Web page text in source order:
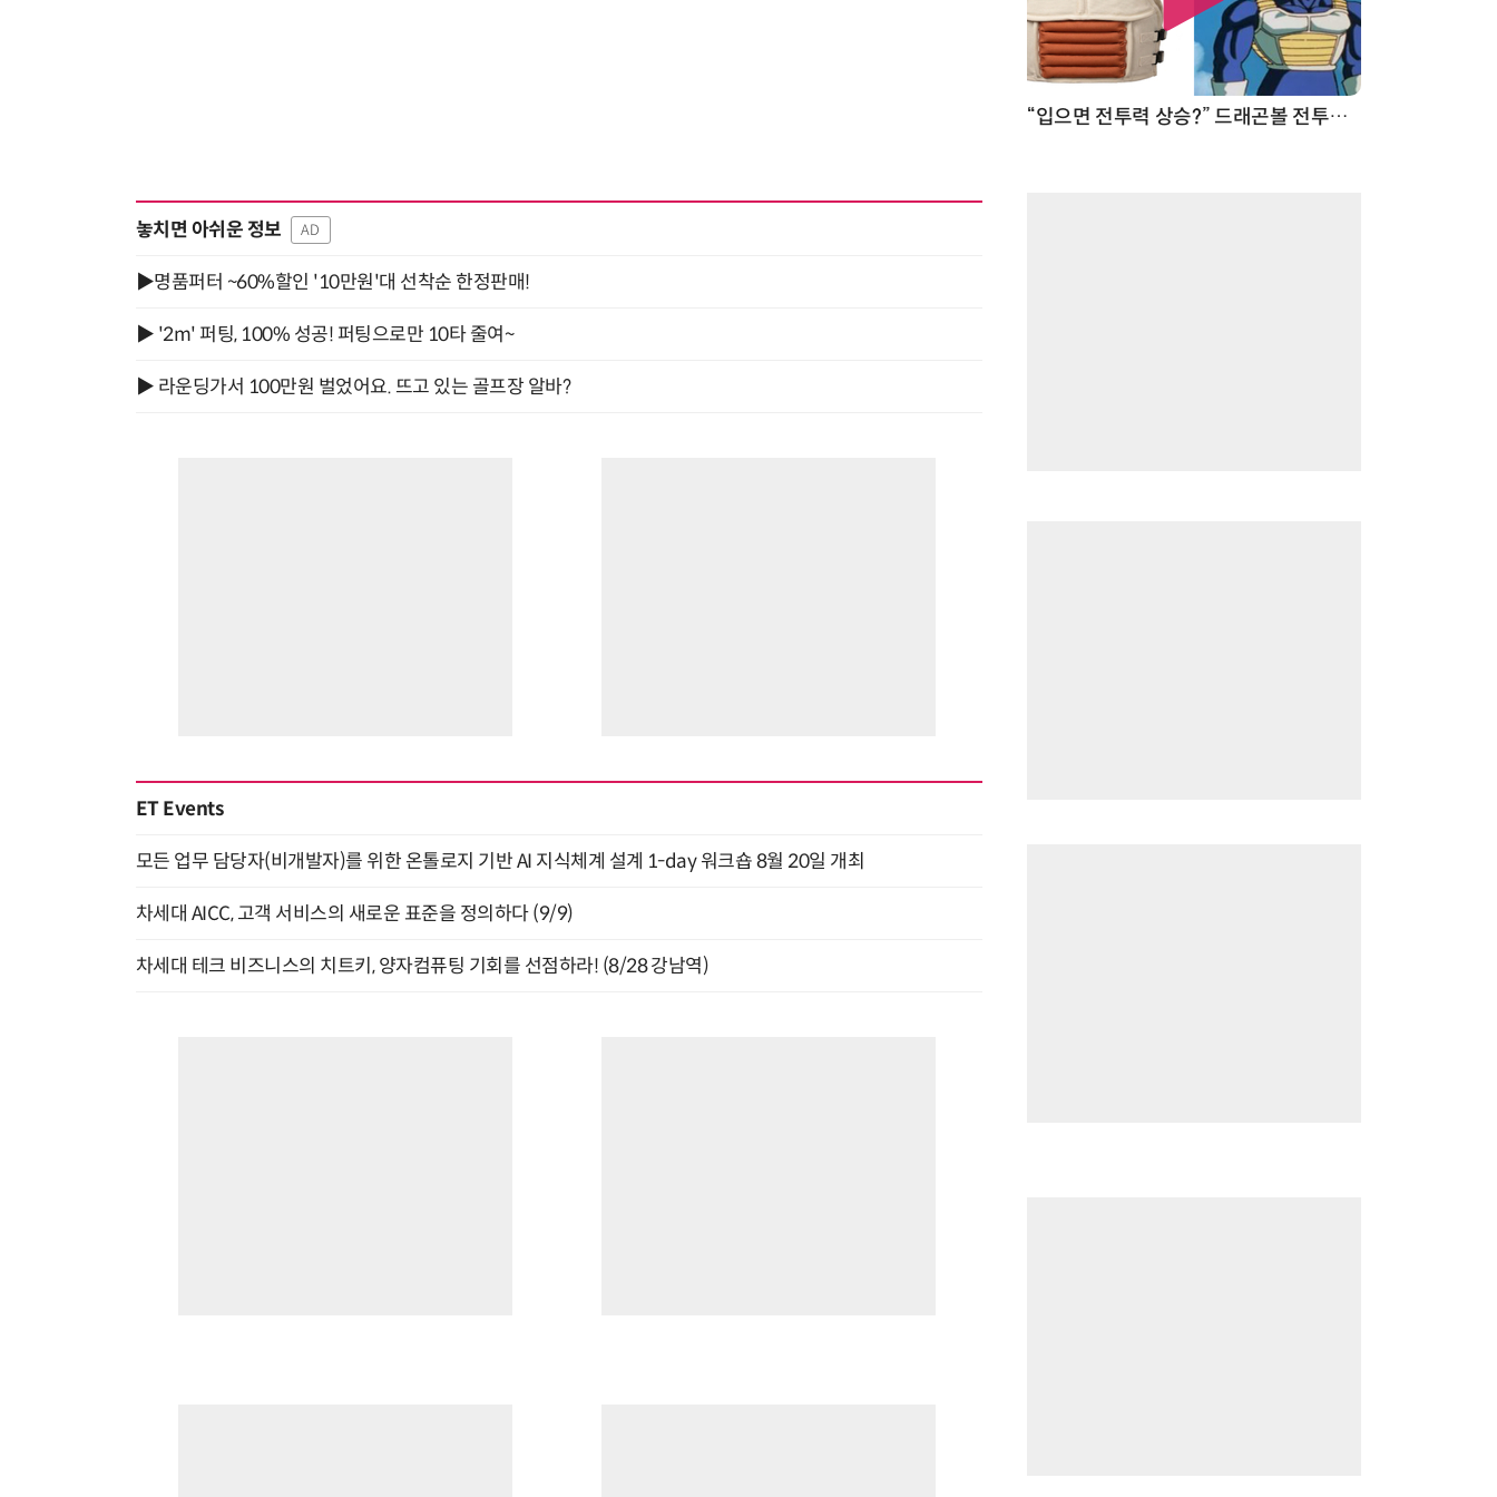
놓치면 아쉬운 정보 AD
▶명품퍼터 ~60%할인 '10만원'대 선착순 한정판매!
▶ '2m' 퍼팅, 100% 성공! 퍼팅으로만 10타 줄여~
▶ 라운딩가서 100만원 벌었어요. 뜨고 있는 골프장 알바?
ET Events
모든 업무 담당자(비개발자)를 위한 온톨로지 기반 AI 지식체계 설계 1-day 워크숍 8월 20일 개최
차세대 AICC, 고객 서비스의 새로운 표준을 정의하다 (9/9)
차세대 테크 비즈니스의 치트키, 양자컴퓨팅 기회를 선점하라! (8/28 강남역)
“입으면 전투력 상승?” 드래곤볼 전투복 닮은 중량조끼